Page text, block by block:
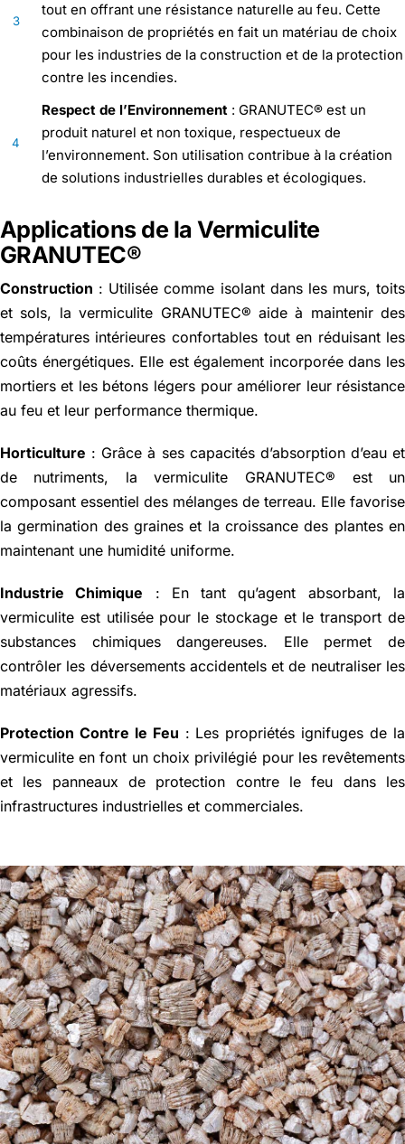
3
tout en offrant une résistance naturelle au feu. Cette
combinaison de propriétés en fait un matériau de choix
pour les industries de la construction et de la protection
contre les incendies.
4
Respect de l’Environnement: GRANUTEC® est un
produit naturel et non toxique, respectueux de
l’environnement. Son utilisation contribue à la création
de solutions industrielles durables et écologiques.
Applications de la Vermiculite
GRANUTEC®
Construction : Utilisée comme isolant dans les murs, toits
et sols, la vermiculite GRANUTEC® aide à maintenir des
températures intérieures confortables tout en réduisant les
coûts énergétiques. Elle est également incorporée dans les
mortiers et les bétons légers pour améliorer leur résistance
au feu et leur performance thermique.
Horticulture : Grâce à ses capacités d’absorption d’eau et
de nutriments, la vermiculite GRANUTEC® est un
composant essentiel des mélanges de terreau. Elle favorise
la germination des graines et la croissance des plantes en
maintenant une humidité uniforme.
Industrie Chimique : En tant qu’agent absorbant, la
vermiculite est utilisée pour le stockage et le transport de
substances chimiques dangereuses. Elle permet de
contrôler les déversements accidentels et de neutraliser les
matériaux agressifs.
Protection Contre le Feu : Les propriétés ignifuges de la
vermiculite en font un choix privilégié pour les revêtements
et les panneaux de protection contre le feu dans les
infrastructures industrielles et commerciales.